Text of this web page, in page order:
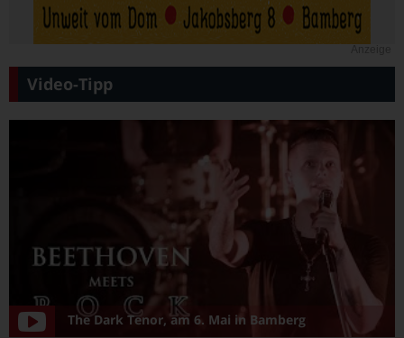
Video-Tipp
The Dark Tenor, am 6. Mai in Bamberg